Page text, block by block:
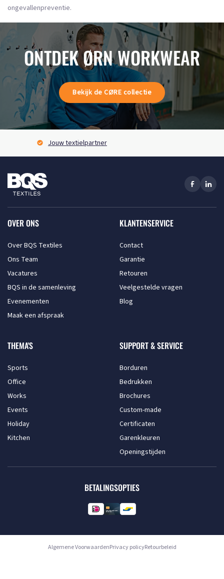
ongevallenpreventie.
ONTDEK ØRN WORKWEAR
Bekijk de CØRE collectie
Jouw textielpartner
OVER ONS
Over BQS Textiles
Ons Team
Vacatures
BQS in de samenleving
Evenementen
Maak een afspraak
KLANTENSERVICE
Contact
Garantie
Retouren
Veelgestelde vragen
Blog
THEMA'S
Sports
Office
Works
Events
Holiday
Kitchen
SUPPORT & SERVICE
Borduren
Bedrukken
Brochures
Custom-made
Certificaten
Garenkleuren
Openingstijden
BETALINGSOPTIES
Algemene VoorwaardenPrivacy policyRetourbeleid